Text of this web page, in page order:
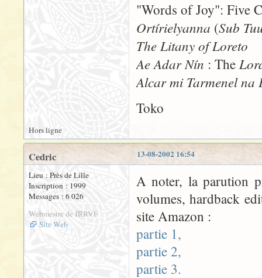
"Words of Joy": Five
Ortírielyanna (Sub
The Litany of Loreto
Ae Adar Nín : The
Alcar mi Tarmenel na
Toko
Hors ligne
13-08-2002 16:54
Cedric
Lieu : Près de Lille
Inscription : 1999
Messages : 6 026
Webmestre de JRRVF
Site Web
A noter, la parution
volumes, hardback
site Amazon :
partie 1,
partie 2,
partie 3.